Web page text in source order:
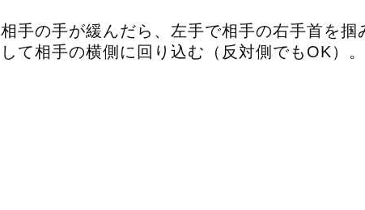
相手の手が緩んだら、左手で相手の右手首を掴
して相手の横側に回り込む（反対側でもOK）。